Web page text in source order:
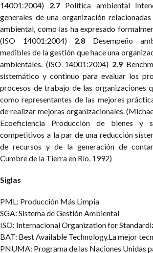
14001:2004)
2.7Política ambiental
generales de una organización
ambiental, como las ha expresado
(ISO 14001:2004)
2.8 Desempeño
medibles de la gestión que hace una
ambientales. (ISO 14001:2004) 2.9
sistemático y continuo para evaluar los
procesos de trabajo de las organizaciones
como representantes de las mejores
de realizar mejoras organizacionales.
Ecoeficiencia Producción de bienes y
competitivos a la par de una reducción
de recursos y de la generación de
Cumbre de la Tierra en Río, 1992)
Siglas
PML: Producción Más Limpia
SGA: Sistema de Gestión Ambiental
ISO: Internacional Organization for
BAT: Best Available Technology.La mejor
PNUMA: Programa de las Naciones Unidas